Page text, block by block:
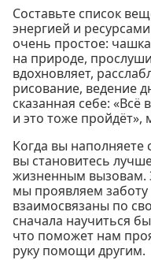
Составьте список
энергией и
очень простое:
на природе,
вдохновляет,
рисование, ведение
сказанная себе: «Всё
и это тоже пройдёт»,
Когда вы наполняете
вы становитесь
жизненным вызовам.
мы проявляем
взаимосвязаны по
сначала научиться
что поможет нам
руку помощи другим.